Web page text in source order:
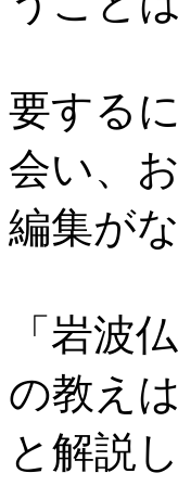
要する
会い、
編集が
「岩波
の教え
と解説